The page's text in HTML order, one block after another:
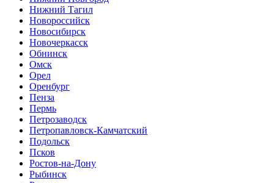
Нижний Тагил
Новороссийск
Новосибирск
Новочеркасск
Обнинск
Омск
Орел
Оренбург
Пенза
Пермь
Петрозаводск
Петропавловск-Камчатский
Подольск
Псков
Ростов-на-Дону
Рыбинск